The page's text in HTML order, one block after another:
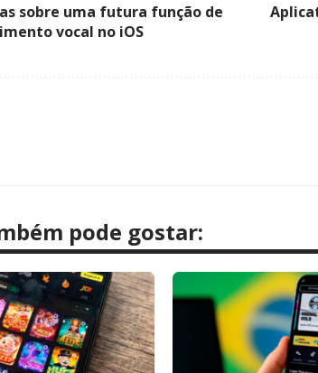
sobre uma futura função de
vocal no iOS
pode gostar: